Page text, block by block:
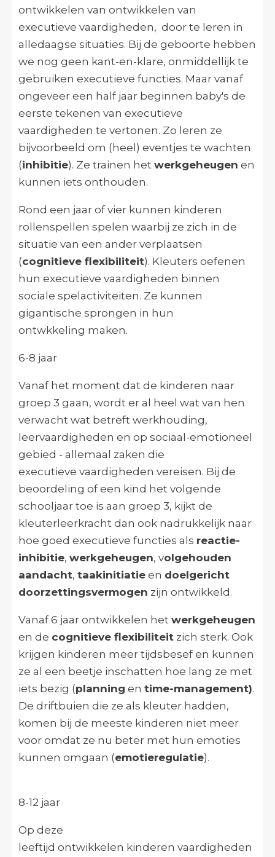
ontwikkelen van ontwikkelen van
executieve vaardigheden, door te leren in
alledaagse situaties. Bij de geboorte hebben
we nog geen kant-en-klare, onmiddellijk te
gebruiken executieve functies. Maar vanaf
ongeveer een half jaar beginnen baby's de
eerste tekenen van executieve
vaardigheden te vertonen. Zo leren ze
bijvoorbeeld om (heel) eventjes te wachten
(inhibitie). Ze trainen het werkgeheugen en
kunnen iets onthouden.
Rond een jaar of vier kunnen kinderen
rollenspellen spelen waarbij ze zich in de
situatie van een ander verplaatsen
(cognitieve flexibiliteit). Kleuters oefenen
hun executieve vaardigheden binnen
sociale spelactiviteiten. Ze kunnen
gigantische sprongen in hun
ontwkkeling maken.
6-8 jaar
Vanaf het moment dat de kinderen naar
groep 3 gaan, wordt er al heel wat van hen
verwacht wat betreft werkhouding,
leervaardigheden en op sociaal-emotioneel
gebied - allemaal zaken die
executieve vaardigheden vereisen. Bij de
beoordeling of een kind het volgende
schooljaar toe is aan groep 3, kijkt de
kleuterleerkracht dan ook nadrukkelijk naar
hoe goed executieve functies als reactie-
inhibitie, werkgeheugen, volgehouden
aandacht, taakinitiatie en doelgericht
doorzettingsvermogen zijn ontwikkeld.
Vanaf 6 jaar ontwikkelen het werkgeheugen
en de cognitieve flexibiliteit zich sterk. Ook
krijgen kinderen meer tijdsbesef en kunnen
ze al een beetje inschatten hoe lang ze met
iets bezig (planning en time-management).
De driftbuien die ze als kleuter hadden,
komen bij de meeste kinderen niet meer
voor omdat ze nu beter met hun emoties
kunnen omgaan (emotieregulatie).
8-12 jaar
Op deze
leeftijd ontwikkelen kinderen vaardigheden